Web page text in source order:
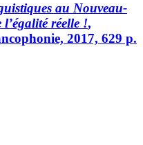
au Nouveau-
réelle !,
2017, 629 p.